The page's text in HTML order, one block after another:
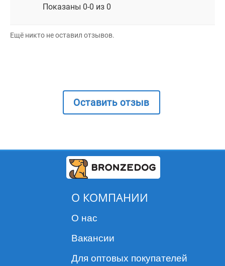
Показаны 0-0 из 0
Ещё никто не оставил отзывов.
Оставить отзыв
О КОМПАНИИ
О нас
Вакансии
Для оптовых покупателей